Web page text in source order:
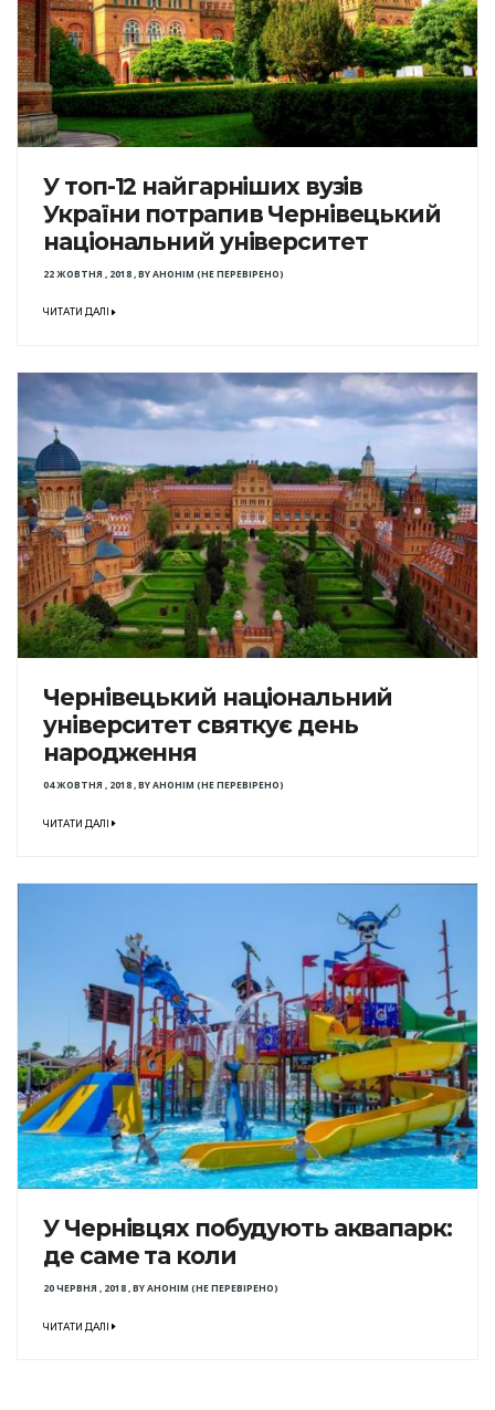
У топ-12 найгарніших вузів
України потрапив Чернівецький
національний університет
22 ЖОВТНЯ , 2018,BYАНОНІМ (НЕ ПЕРЕВІРЕНО)
ЧИТАТИ ДАЛІ
Чернівецький національний
університет святкує день
народження
04 ЖОВТНЯ , 2018,BYАНОНІМ (НЕ ПЕРЕВІРЕНО)
ЧИТАТИ ДАЛІ
У Чернівцях побудують аквапарк:
де саме та коли
20 ЧЕРВНЯ , 2018,BYАНОНІМ (НЕ ПЕРЕВІРЕНО)
ЧИТАТИ ДАЛІ